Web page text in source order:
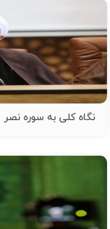
نگاه کلی به سوره نصر